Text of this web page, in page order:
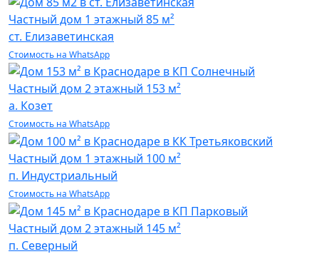
Частный дом 1 этажный 85 м²
ст. Елизаветинская
Стоимость на WhatsApp
Частный дом 2 этажный 153 м²
а. Козет
Стоимость на WhatsApp
Частный дом 1 этажный 100 м²
п. Индустриальный
Стоимость на WhatsApp
Частный дом 2 этажный 145 м²
п. Северный